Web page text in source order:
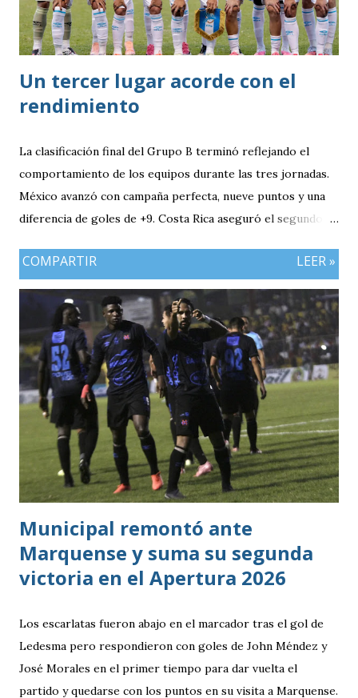
Un tercer lugar acorde con el
rendimiento
La clasificación final del Grupo B terminó reflejando el
comportamiento de los equipos durante las tres jornadas.
México avanzó con campaña perfecta, nueve puntos y una
diferencia de goles de +9. Costa Rica aseguró el segundo
tres puntos y diferencia de -1, mientras Antigua y Barbuda
cerró sin sumar. ¿Por qué Guatemala terminó tercera y
dependió de otros resultados? Porque el equipo solo
consiguió imponer condiciones frente al rival más débil del
grupo. En los dos partidos que definían la clasificación fue
superado en posesión, producción ofensiva y generación de
ocasiones de gol. La goleada frente a México terminó
siendo la consecuencia más visible de una diferencia que ya
se había manifestado ante Costa Rica y que obligó a la
Bicolor a llegar a la última jornada pendiente de otros
resultados, particularmente del de Honduras vs. Panamá.
COMPARTIR LEER »
Municipal remontó ante
Marquense y suma su segunda
victoria en el Apertura 2026
Los escarlatas fueron abajo en el marcador tras el gol de
Ledesma pero respondieron con goles de John Méndez y
José Morales en el primer tiempo para dar vuelta el
partido y quedarse con los puntos en su visita a Marquense.